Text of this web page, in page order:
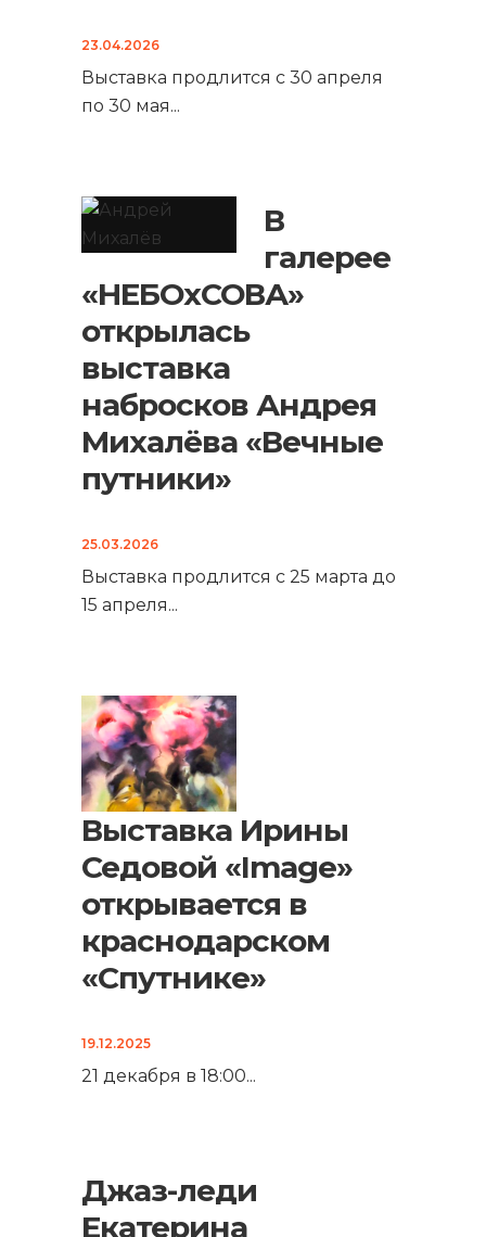
23.04.2026
Выставка продлится с 30 апреля
по 30 мая...
В
галерее
«НЕБОхСОВА»
открылась
выставка
набросков Андрея
Михалёва «Вечные
путники»
25.03.2026
Выставка продлится с 25 марта до
15 апреля...
Выставка Ирины
Седовой «Image»
открывается в
краснодарском
«Спутнике»
19.12.2025
21 декабря в 18:00...
Джаз-леди
Екатерина